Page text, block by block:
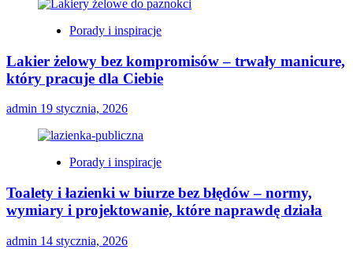
Porady i inspiracje
Lakier żelowy bez kompromisów – trwały manicure,
który pracuje dla Ciebie
admin 19 stycznia, 2026
Porady i inspiracje
Toalety i łazienki w biurze bez błędów – normy,
wymiary i projektowanie, które naprawdę działa
admin 14 stycznia, 2026